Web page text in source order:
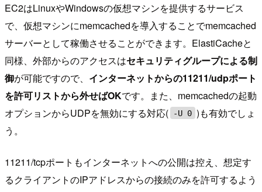
EC2はLinuxやWindowsの仮想マシンを提供するサービス
で、仮想マシンにmemcachedを導入することでmemcached
サーバーとして稼働させることができます。ElastiCacheと
同様、外部からのアクセスはセキュリティグループによる制
御が可能ですので、 インターネットからの11211/udpポート
を許可リストから外せばOKです。また、memcachedの起動
オプションからUDPを無効にする対応(
-U 0 )も有効でしょ
う。
11211/tcpポートもインターネットへの公開は控え、想定す
るクライアントのIPアドレスからの接続のみを許可するよう